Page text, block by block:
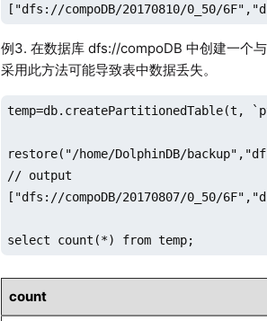
["dfs://compoDB/20170810/0_50/
例3. 在数据库 dfs://compoDB 中创建一个
采用此方法可能导致表中数据丢失。
temp=db.createPartitionedTable(t,
restore("/home/DolphinDB/
// output
["dfs://compoDB/20170807/0_50/
select count(*) from temp;
count